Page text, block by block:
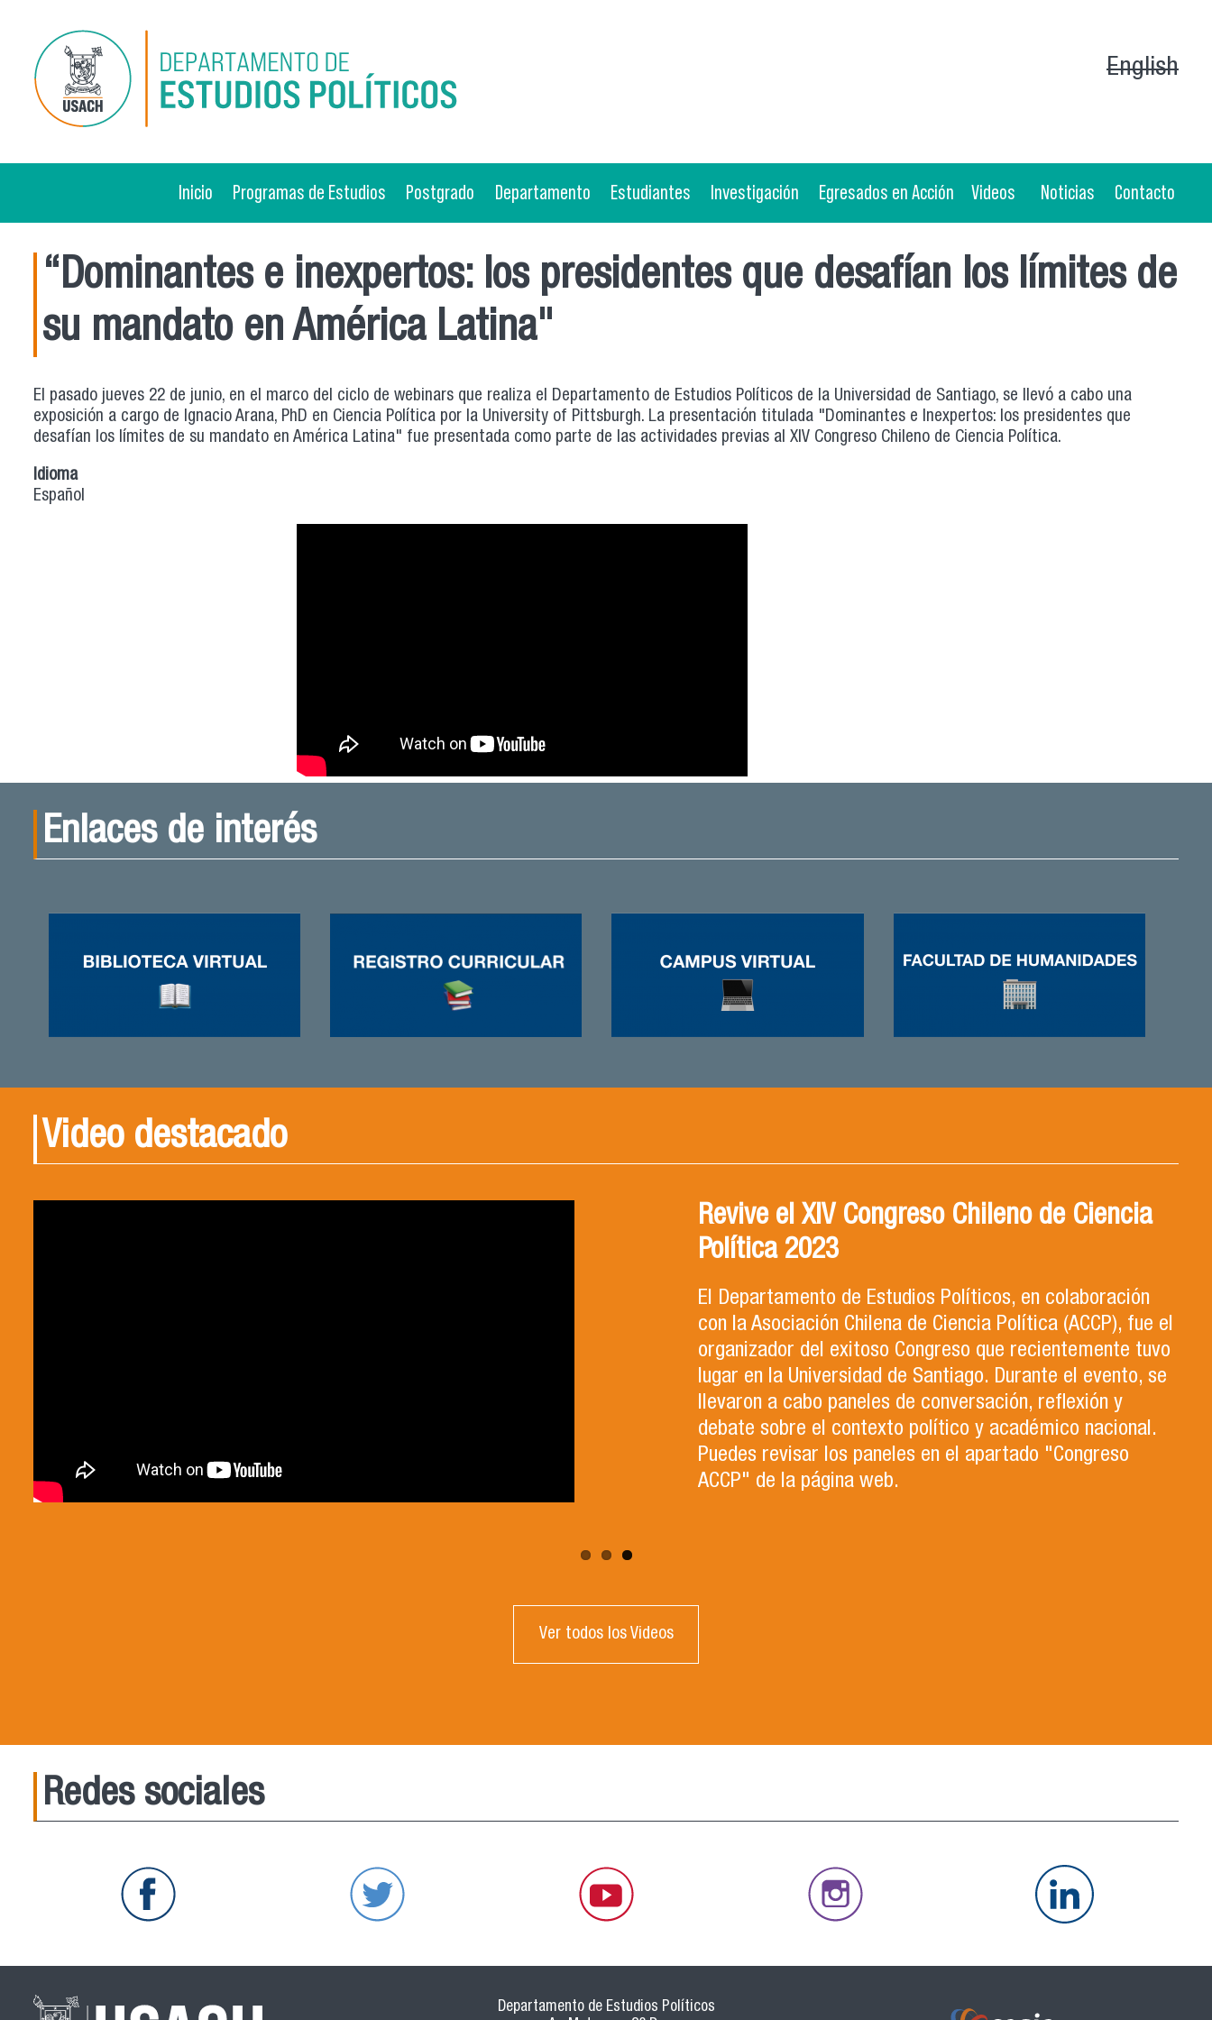
English
Inicio Programas de Estudios Postgrado Departamento Estudiantes Investigación Egresados en Acción Videos Noticias Contacto
“Dominantes e inexpertos: los presidentes que desafían los límites de
su mandato en América Latina"
El pasado jueves 22 de junio, en el marco del ciclo de webinars que realiza el Departamento de Estudios Políticos de la Universidad de Santiago, se llevó a cabo una
exposición a cargo de Ignacio Arana, PhD en Ciencia Política por la University of Pittsburgh. La presentación titulada "Dominantes e Inexpertos: los presidentes que
desafían los límites de su mandato en América Latina" fue presentada como parte de las actividades previas al XIV Congreso Chileno de Ciencia Política.
Idioma
Español
Enlaces de interés
Video destacado
Revive el XIV Congreso Chileno de Ciencia
Política 2023
El Departamento de Estudios Políticos, en colaboración
con la Asociación Chilena de Ciencia Política (ACCP), fue el
organizador del exitoso Congreso que recientemente tuvo
lugar en la Universidad de Santiago. Durante el evento, se
llevaron a cabo paneles de conversación, reflexión y
debate sobre el contexto político y académico nacional.
Puedes revisar los paneles en el apartado "Congreso
ACCP" de la página web.
Ver todos los Videos
Redes sociales
Departamento de Estudios Políticos